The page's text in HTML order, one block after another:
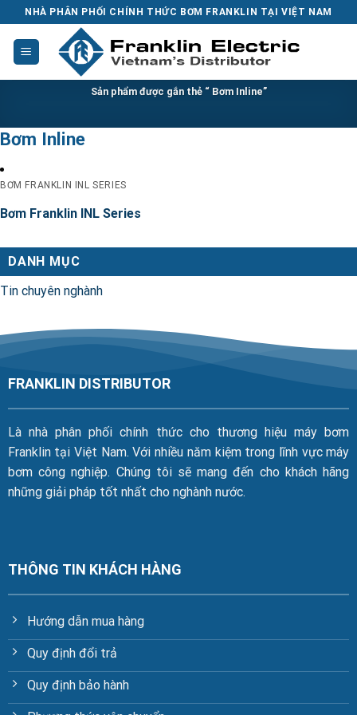
to
content
NHÀ PHÂN PHỐI CHÍNH THỨC BƠM FRANKLIN TẠI VIỆT NAM
Sản phẩm được gắn thẻ “ Bơm Inline”
Bơm Inline
BƠM FRANKLIN INL SERIES
Bơm Franklin INL Series
DANH MỤC
Tin chuyên nghành
FRANKLIN DISTRIBUTOR
Là nhà phân phối chính thức cho thương hiệu máy bơm
Franklin tại Việt Nam. Với nhiều năm kiệm trong lĩnh vực máy
bơm công nghiệp. Chúng tôi sẽ mang đến cho khách hãng
những giải pháp tốt nhất cho nghành nước.
THÔNG TIN KHÁCH HÀNG
Hướng dẫn mua hàng
Quy định đổi trả
Quy định bảo hành